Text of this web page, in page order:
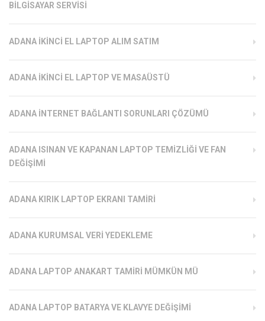
BILGISAYAR SERVISI
ADANA İKINCI EL LAPTOP ALIM SATIM
ADANA İKINCI EL LAPTOP VE MASAÜSTÜ
ADANA İNTERNET BAĞLANTI SORUNLARI ÇÖZÜMÜ
ADANA ISINAN VE KAPANAN LAPTOP TEMIZLIĞI VE FAN
DEĞIŞIMI
ADANA KIRIK LAPTOP EKRANI TAMIRI
ADANA KURUMSAL VERI YEDEKLEME
ADANA LAPTOP ANAKART TAMIRI MÜMKÜN MÜ
ADANA LAPTOP BATARYA VE KLAVYE DEĞIŞIMI